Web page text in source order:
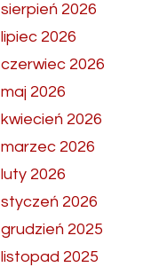
sierpień 2026
lipiec 2026
czerwiec 2026
maj 2026
kwiecień 2026
marzec 2026
luty 2026
styczeń 2026
grudzień 2025
listopad 2025